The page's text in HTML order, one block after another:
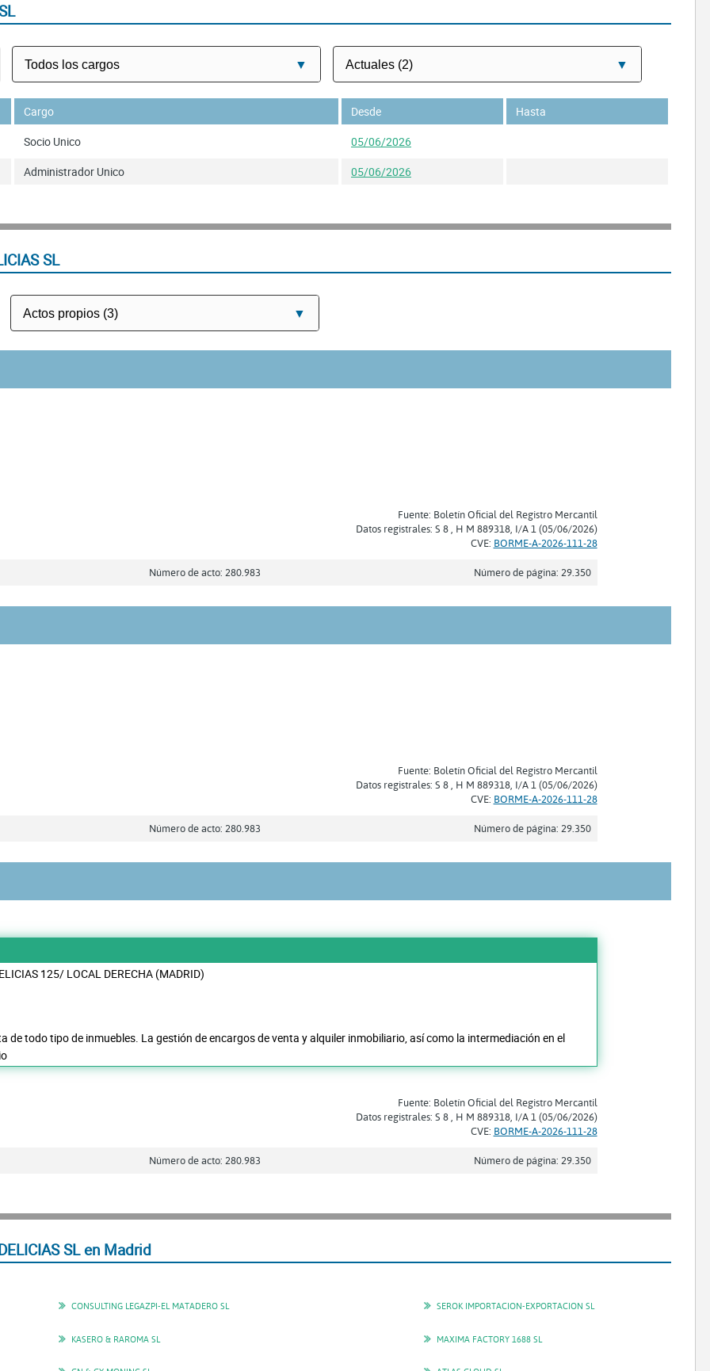
Cargo Desde
Hasta
Socio Unico
05/06/2026
Administrador Unico 05/06/2026
SL
Fuente: Boletín Oficial del Registro Mercantil
Datos registrales: S 8 , H M 889318, I/A 1 (05/06/2026)
CVE: BORME-A-2026-111-28
Número de acto: 280.983 Número de página: 29.350
Fuente: Boletín Oficial del Registro Mercantil
Datos registrales: S 8 , H M 889318, I/A 1 (05/06/2026)
CVE: BORME-A-2026-111-28
Número de acto: 280.983 Número de página: 29.350
125/ LOCAL DERECHA (MADRID)
de todo tipo de inmuebles. La gestión de encargos de venta y alquiler inmobiliario, así como la intermediación en el
Fuente: Boletín Oficial del Registro Mercantil
Datos registrales: S 8 , H M 889318, I/A 1 (05/06/2026)
CVE: BORME-A-2026-111-28
Número de acto: 280.983 Número de página: 29.350
SL en Madrid
CONSULTING LEGAZPI-EL MATADERO SL SEROK IMPORTACION-EXPORTACION SL
KASERO & RAROMA SL MAXIMA FACTORY 1688 SL